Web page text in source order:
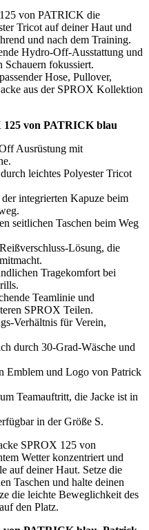
durch 30-Grad-Wäsche und
Emblem und Logo von Patrick
Teamauftritt, die Jacke ist in
in der Größe S.
SPROX 125 von
auf deiner Haut. Setze die
Taschen und halte deinen
die leichte Beweglichkeit des
den Platz.
von PATRICK blau, Patrick
und Nachbereitung am
Reißverschluss
(hier: blau)
Herstellers
mit Hose, Pullover,
bügeln, mit ähnlichen Farben
anderen Materialien
und bleibt auch nach
Baumwolle saugt sich bei
an, während Tricot